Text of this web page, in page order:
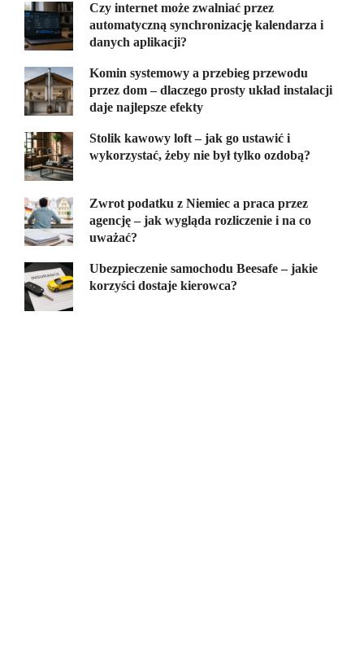
Czy internet może zwalniać przez
automatyczną synchronizację kalendarza i
danych aplikacji?
Komin systemowy a przebieg przewodu
przez dom – dlaczego prosty układ instalacji
daje najlepsze efekty
Stolik kawowy loft – jak go ustawić i
wykorzystać, żeby nie był tylko ozdobą?
Zwrot podatku z Niemiec a praca przez
agencję – jak wygląda rozliczenie i na co
uważać?
Ubezpieczenie samochodu Beesafe – jakie
korzyści dostaje kierowca?